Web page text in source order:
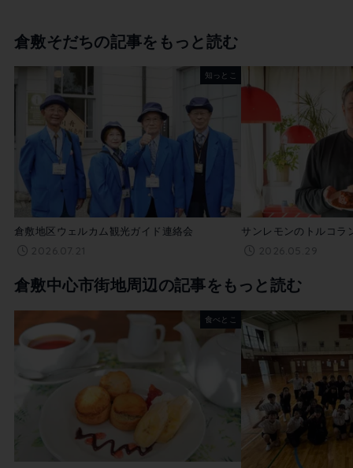
倉敷そだちの記事をもっと読む
知っとこ
倉敷地区ウェルカム観光ガイド連絡会
2026.07.21
サンレモンのトルコラ
2026.05.29
倉敷中心市街地周辺の記事をもっと読む
食べとこ